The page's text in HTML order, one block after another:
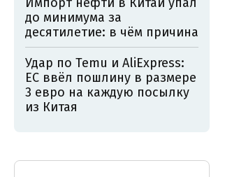
до минимума за
десятилетие: в чём причина
Удар по Temu и AliExpress:
ЕС ввёл пошлину в размере
3 евро на каждую посылку
из Китая